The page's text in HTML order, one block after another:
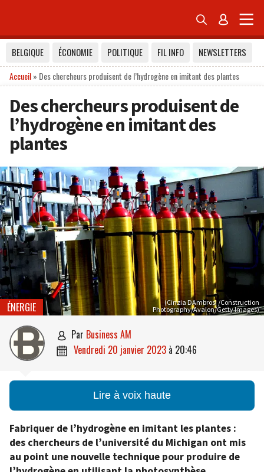
 
BELGIQUE ÉCONOMIE POLITIQUE FIL INFO
NEWSLETTERS
Accueil» Des chercheurs produisent de l’hydrogène en imitant des plantes
Des chercheurs produisent de
l’hydrogène en imitant des
plantes
(Cinzia DAmbrosi /Construction
Photography/Avalon/Getty Images)
ÉNERGIE
 par Business AM
 vendredi 20 janvier 2023 à 20:46
Lire à voix haute
Fabriquer de l’hydrogène en imitant les plantes :
des chercheurs de l’université du Michigan ont mis
au point une nouvelle technique pour produire de